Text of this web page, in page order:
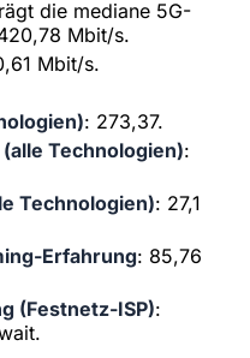
die mediane 5G-
Mbit/s.
Mbit/s.
: 273,37.
Technologien):
Technologien): 27,1
Erfahrung: 85,76
(Festnetz-ISP):